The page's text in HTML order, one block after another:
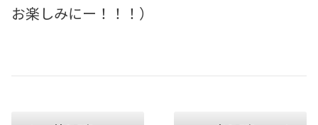
お楽しみにー！！！）